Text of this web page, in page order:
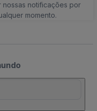
notificações por
momento.